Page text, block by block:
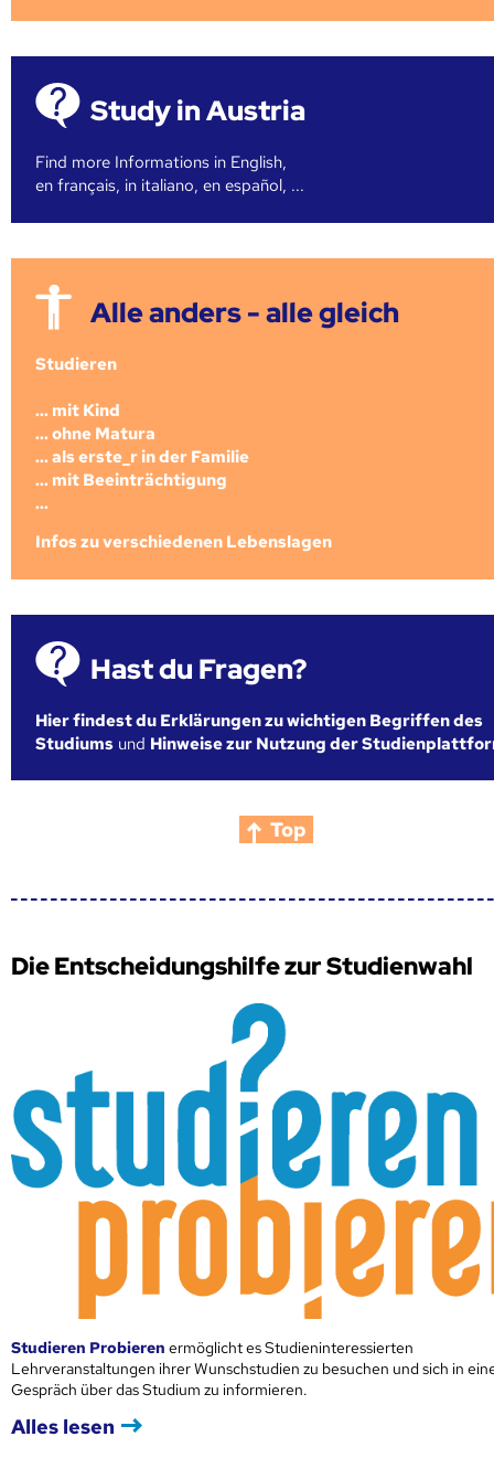
Study in Austria
Find more Informations in English,
en français, in italiano, en español, ...
Alle anders - alle gleich
Studieren
... mit Kind
... ohne Matura
... als erste_r in der Familie
... mit Beeinträchtigung
...
Infos zu verschiedenen Lebenslagen
Hast du Fragen?
Hier findest du Erklärungen zu wichtigen Begriffen des
Studiums und Hinweise zur Nutzung der
Top
Die Entscheidungshilfe zur Studienwahl
Studieren Probieren ermöglicht es Studieninteressierten
Lehrveranstaltungen ihrer Wunschstudien zu besuchen und sich in
Gespräch über das Studium zu informieren.
Alles lesen